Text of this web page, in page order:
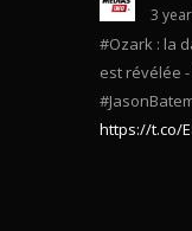
est révélée -
https://t.co/